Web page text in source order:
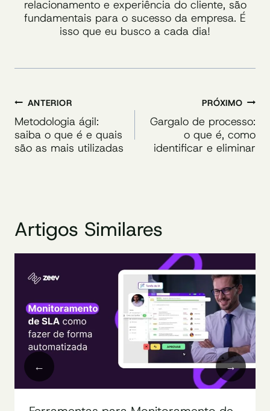
relacionamento e experiência do cliente, são
fundamentais para o sucesso da empresa. É
isso que eu busco a cada dia!
Navegação
de
Post
ANTERIOR
Metodologia ágil:
saiba o que é e quais
são as mais utilizadas
PRÓXIMO
Gargalo de processo:
o que é, como
identificar e eliminar
Artigos Similares